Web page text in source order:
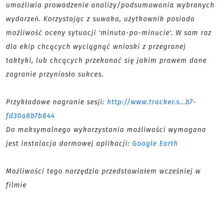
umożliwia prowadzenie analizy/podsumowania wybranych
wydarzeń. Korzystając z suwaka, użytkownik posiada
możliwość oceny sytuacji 'minuta-po-minucie'. W sam raz
dla ekip chcących wyciągnąć wnioski z przegranej
taktyki, lub chcących przekonać się jakim prawem dane
zagranie przyniosło sukces.
Przykładowe nagranie sesji: http://www.tracker.s...b7-
fd30a8b7b844
Do maksymalnego wykorzystania możliwości wymagana
jest instalacja darmowej aplikacji: Google Earth
Możliwości tego narzędzia przedstawiałem wcześniej w
filmie